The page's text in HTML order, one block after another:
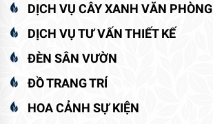
DỊCH VỤ CÂY XANH VĂN PHÒNG
DỊCH VỤ TƯ VẤN THIẾT KẾ
ĐÈN SÂN VƯỜN
ĐỒ TRANG TRÍ
HOA CẢNH SỰ KIỆN